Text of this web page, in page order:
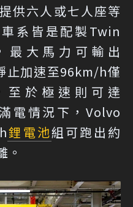
供六人或七人座等
系皆是配製Twin
最大馬力可輸出
止加速至96km/h僅
至於極速則可達
電情況下，Volvo
鋰電池組可跑出約
。